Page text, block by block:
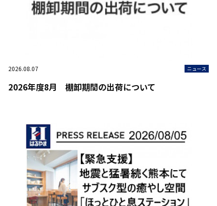
2026.08.07 ニュース
2026年度8月 棚卸期間の出荷について